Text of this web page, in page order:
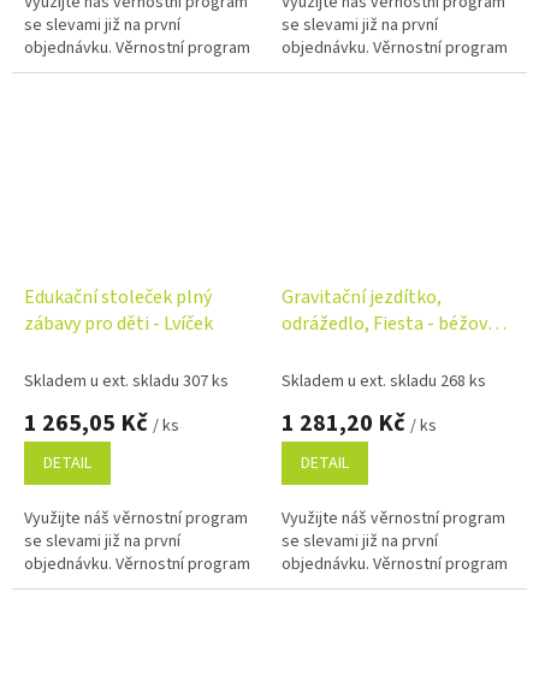
se slevami již na první
objednávku. Věrnostní program
se slevami již na první
objednávku. Věrnostní program
Edukační stoleček plný
zábavy pro děti - Lvíček
Skladem u ext. skladu 307 ks
1 265,05 Kč / ks
DETAIL
Využijte náš věrnostní program
se slevami již na první
objednávku. Věrnostní program
Gravitační jezdítko,
odrážedlo, Fiesta - béžová,
Skladem u ext. skladu 268 ks
1 281,20 Kč / ks
DETAIL
Využijte náš věrnostní program
se slevami již na první
objednávku. Věrnostní program